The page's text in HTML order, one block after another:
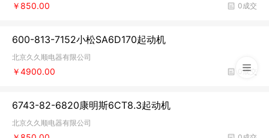
0成交
￥850.00
600-813-7152小松SA6D170起动机
北京久久顺电器有限公司
0成交
￥4900.00
6743-82-6820康明斯6CT8.3起动机
北京久久顺电器有限公司